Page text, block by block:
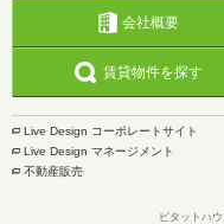
会社概要
賃貸物件を探す
Live Design コーポレートサイト
Live Design マネージメント
不動産販売
ピタットハ